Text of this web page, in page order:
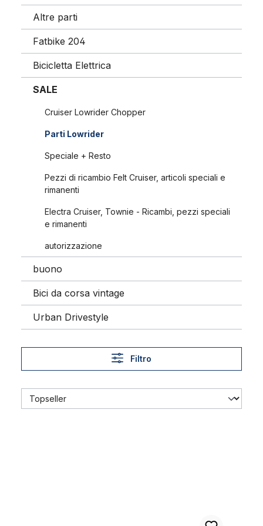
Altre parti
Fatbike 204
Bicicletta Elettrica
SALE
Cruiser Lowrider Chopper
Parti Lowrider
Speciale + Resto
Pezzi di ricambio Felt Cruiser, articoli speciali e
rimanenti
Electra Cruiser, Townie - Ricambi, pezzi speciali
e rimanenti
autorizzazione
buono
Bici da corsa vintage
Urban Drivestyle
Filtro